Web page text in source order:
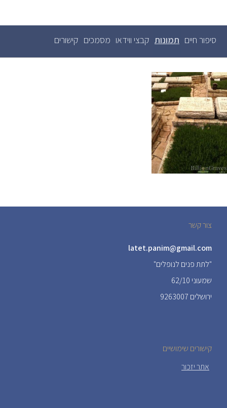
לשוניות
ראשיות
סיפור חיים תמונות (לשונית
קבצי ווידאו מסמכים קישורים
צור קשר
latet.panim@gmail.com
"לתת פנים לנופלים"
שמעוני 62/10
ירושלים 9263007
קישורים שימושיים
אתר יזכור